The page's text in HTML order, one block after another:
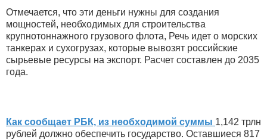
Отмечается, что эти деньги нужны для создания
мощностей, необходимых для строительства
крупнотоннажного грузового флота, Речь идет о морских
танкерах и сухогрузах, которые вывозят российские
сырьевые ресурсы на экспорт. Расчет составлен до 2035
года.
Как сообщает РБК, из необходимой суммы 1,142 трлн
рублей должно обеспечить государство. Оставшиеся 817